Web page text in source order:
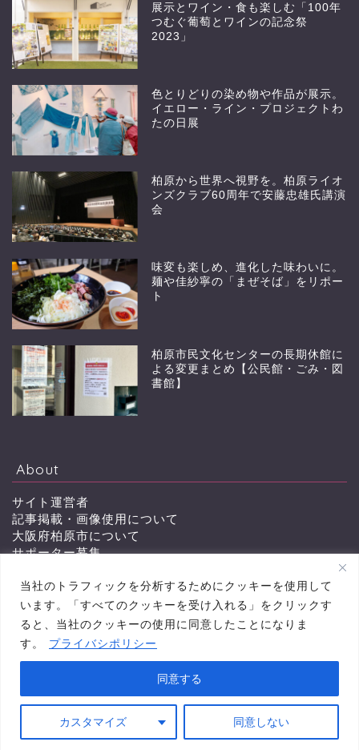
当社のトラフィックを分析するためにクッキーを使用して
います。「すべてのクッキーを受け入れる」をクリックす
ると、当社のクッキーの使用に同意したことになりま
す。
プライバシポリシー
カスタマイズ 同意しない
同意する
展示とワイン・食も楽しむ「100年
つむぐ葡萄とワインの記念祭
2023」
色とりどりの染め物や作品が展示。
イエロー・ライン・プロジェクトわ
たの日展
柏原から世界へ視野を。柏原ライオ
ンズクラブ60周年で安藤忠雄氏講演
会
味変も楽しめ、進化した味わいに。
麺や佳紗寧の「まぜそば」をリポー
ト
柏原市民文化センターの長期休館に
よる変更まとめ【公民館・ごみ・図
書館】
About
サイト運営者
記事掲載・画像使用について
大阪府柏原市について
サポーター募集
お問い合わせ
News Interview Gourmet Report